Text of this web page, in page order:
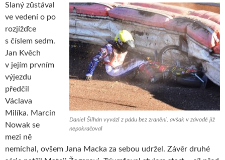
Daniel Šilhán vyvázl z pádu bez zranění, avšak v závodě již
nepokračoval
Slaný zůstával
ve vedení o po
rozjížďce
s číslem sedm.
Jan Kvěch
v jejím prvním
výjezdu
předčil
Václava
Milíka. Marcin
Nowak se
mezi ně
nemíchal, ovšem Jana Macka za sebou udržel. Závěr druhé